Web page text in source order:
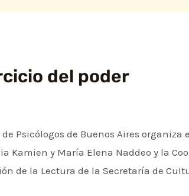
del poder
Psicólogos de Buenos Aires
Kamien y María Elena Naddeo y la
de la Lectura de la Secretaría de